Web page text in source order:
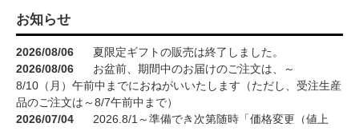
お知らせ
2026/08/06
夏限定ギフトの販売は終了しました。
2026/08/06
お盆前、期間中のお届けのご注文は、～
8/10（月）午前中までにおねがいいたします（ただし、受注生産
品のご注文は～8/7午前中まで）
2026/07/04
2026.8/1～準備でき次第随時「価格変更（値上